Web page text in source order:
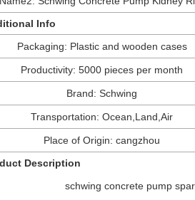
Info
Packaging: Plastic and wooden cases
Productivity: 5000 pieces per month
Brand: Schwing
Transportation: Ocean,Land,Air
Place of Origin: cangzhou
Description
schwing concrete pump